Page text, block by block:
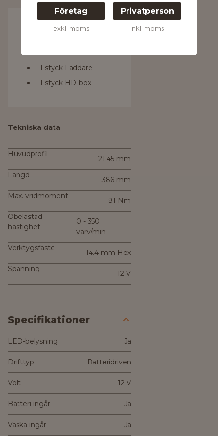
Företag
exkl. moms
Privatperson
inkl. moms
Medföljande tillbehör
1 styck Laddare
1 styck HD-box
Tekniska data
Huvudprofil
21.45 mm
Längd
386 mm
Max. vridmoment
81 Nm
Obelastad
hastighet
0 - 350
varv/min
Verktygsfäste
14.4 mm Hex
Spänning
12 V
Specifikationer
LED-belysning Ja
Drifttyp Batteridriven
Volt 12 V
Batteri ingår Ja
Väska ingår Ja